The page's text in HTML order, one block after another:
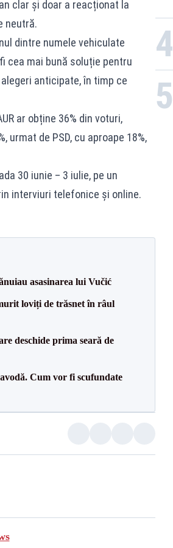
clar și doar a reacționat la
neutră.
dintre numele vehiculate
cea mai bună soluție pentru
anticipate, în timp ce
ar obține 36% din voturi,
urmat de PSD, cu aproape 18%,
30 iunie – 3 iulie, pe un
interviuri telefonice și online.
asasinarea lui Vučić
loviți de trăsnet în râul
deschide prima seară de
Cum vor fi scufundate
4
5